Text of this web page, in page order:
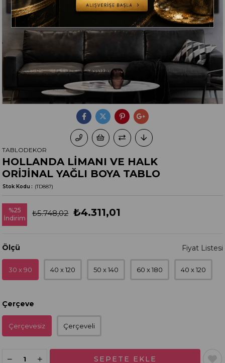
HOLLANDA LİMANI VE HALK
ORİJİNAL YAĞLI BOYA TABLO
(TD887)
Stok Kodu
TABLODEKOR
%25
İndirim
₺5.748,02 ₺4.311,01
Ölçü
30 x 90 40 x 120 50 x 140 60 x 180 40 x 120
Çerçeve
Çerçevesiz Çerçeveli